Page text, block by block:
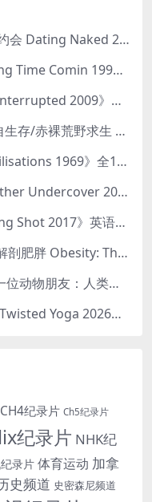
美国纪录片《裸体相亲/裸体约会 Dating Naked 2014-2016》第1-3季全33集 英语中英双字 无水印纯净版 1080P/MKV/85.6G 裸体相亲真人秀
加拿大纪录片《好久不见 Long Time Comin 1993》英语中英双字 官方纯净版 1080P/MKV/1G 女同性艺术家
美国纪录片《双相青春 Boy Interrupted 2009》英语中英双字 官方纯净版 1080P/MKV/1.43G 青少年躁郁症
探索频道《赤裸与恐惧：独自生存/赤裸荒野求生 Naked and Afraid: Solo 2023》第一季全8集 英语中英双字 官方纯净版 高码1080P/MKV/45.4G
BBC纪录片《文明的轨迹 Civilisations 1969》全13集 英语中英双字 高清收藏版 1080P/MKV/64.1G 西方艺术史话
HULU纪录片《卧底妈妈 Mother Undercover 2023》全4集 英语中英双字 官方纯净版 1080P/MKV/7.6G 拯救孩子
Netflix纪录片《意外在场 Long Shot 2017》英语中字 720P/NKV/1.06GB 美国谋杀误判案件
BBC纪录片《肥胖症：尸检/解剖肥胖 Obesity: The Post Mortem 2016》英语中英双字 无水印纯净版 1080P/MKV/1.03G
Boreales纪录片《人类的第一位动物朋友：人类和狗的神奇故事 Man’s First Friend 2018》英语中英双字 1080P/MP4/1.8G 狗的神奇故事
AppleTV纪录片《变调瑜伽 Twisted Yoga 2026》全3集 英语中英双字 无水印纯净版 1080P/MKV/10G 瑜伽大师背后的真相
CH4纪录片 Ch5纪录片
纪录片 NHK纪
录片 体育运动 加拿
史频道 史密森尼频道